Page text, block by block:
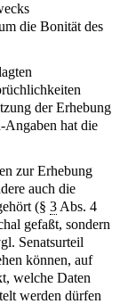
die Bonität des
der Erhebung
Angaben hat die
zur Erhebung
auch die
(§ 3 Abs. 4
gefaßt, sondern
Senatsurteil
können, auf
welche Daten
werden dürfen